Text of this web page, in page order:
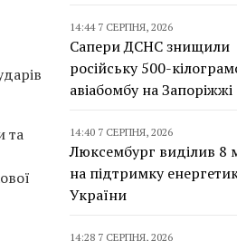
та
14:44 7 СЕРПНЯ, 2026
Сапери ДСНС знищили
російську 500-
авіабомбу на Запоріжжі
14:40 7 СЕРПНЯ, 2026
Люксембург виділив 8
на підтримку
України
14:28 7 СЕРПНЯ, 2026